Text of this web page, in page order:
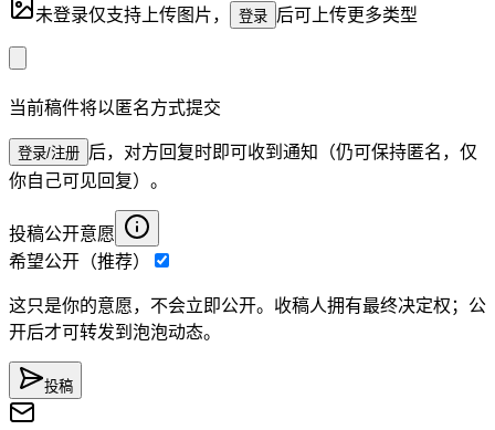
未登录仅支持上传图片， 登录 后可上传更多类型
当前稿件将以匿名方式提交
登录/注册 后，对方回复时即可收到通知（仍可保持匿名，仅
你自己可见回复）。
投稿公开意愿
希望公开（推荐）
这只是你的意愿，不会立即公开。收稿人拥有最终决定权；公
开后才可转发到泡泡动态。
投稿